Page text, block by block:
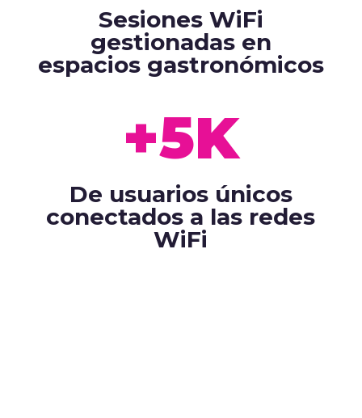
Sesiones WiFi
gestionadas en
espacios gastronómicos
+5K
De usuarios únicos
conectados a las redes
WiFi